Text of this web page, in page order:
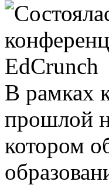
В рамках
прошлой
котором